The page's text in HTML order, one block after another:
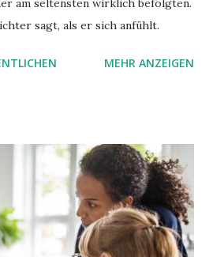
am seltensten wirklich befolgten.
sagt, als er sich anfühlt.
MEHR ANZEIGEN